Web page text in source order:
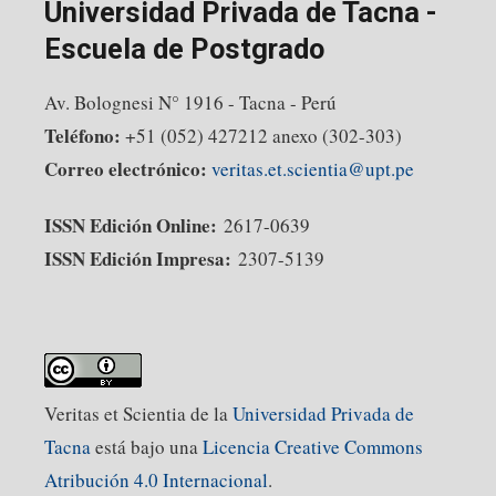
Universidad Privada de Tacna -
Escuela de Postgrado
Av. Bolognesi N° 1916 - Tacna - Perú
Teléfono: +51 (052) 427212 anexo (302-303)
Correo electrónico: veritas.et.scientia@upt.pe
ISSN Edición Online: 2617-0639
ISSN Edición Impresa: 2307-5139
Veritas et Scientia de laUniversidad Privada de
Tacnaestá bajo unaLicencia Creative Commons
Atribución 4.0 Internacional.